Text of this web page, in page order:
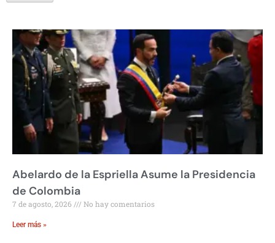
Abelardo de la Espriella Asume la Presidencia
de Colombia
7 de agosto, 2026 No hay comentarios
Leer más »